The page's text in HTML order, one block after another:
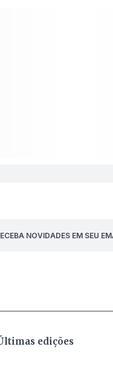
NOVIDADES EM SEU
edições